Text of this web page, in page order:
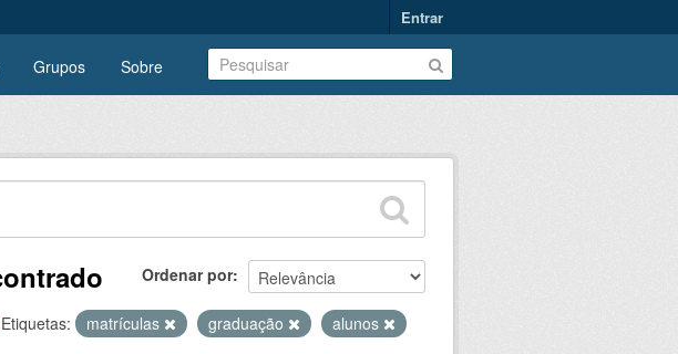
Entrar
Grupos Sobre
Ordenar por
Etiquetas: matrículas graduação alunos